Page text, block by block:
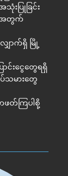
းပြုခြင်း
ဖို့အတွက်
ောက်ရှိ မြို့
င်းငွေတွေရရှိ
သမားတွေ
ဖတ်ကြပါစို့